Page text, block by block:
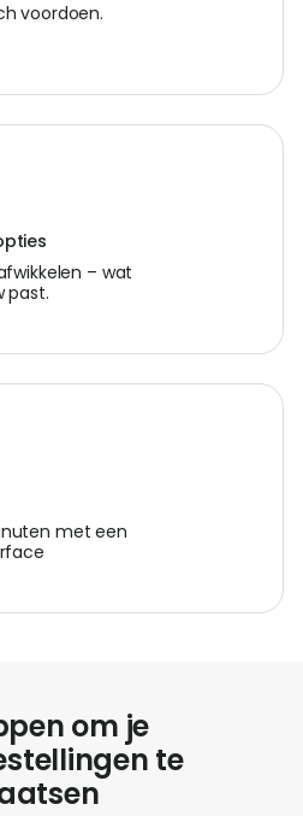
voordoen.
– wat
past.
met een
om je
te